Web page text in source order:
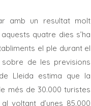
amb un resultat molt
quatre dies s’ha
el ple durant el
de les previsions
Lleida estima que la
més de 30.000 turistes
voltant d’unes 85.000